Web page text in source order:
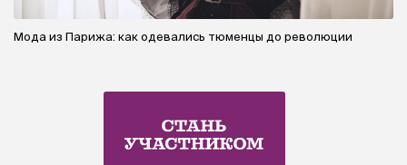
Мода из Парижа: как одевались тюменцы до революции